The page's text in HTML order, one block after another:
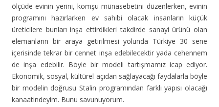
ölçüde evinin yerini, komşu münasebetini düzenlerken, evinin
programını hazırlarken ev sahibi olacak insanların küçük
üreticilere bunları inşa ettirdikleri takdirde sanayi ürünü olan
elemanların bir araya getirilmesi yolunda Türkiye 30 sene
içerisinde tekrar bir cennet inşa edebilecektir yada cehennem
de inşa edebilir. Böyle bir modeli tartışmamız icap ediyor.
Ekonomik, sosyal, kültürel açıdan sağlayacağı faydalarla böyle
bir modelin doğrusu Stalin programından farklı yapısı olacağı
kanaatindeyim. Bunu savunuyorum.